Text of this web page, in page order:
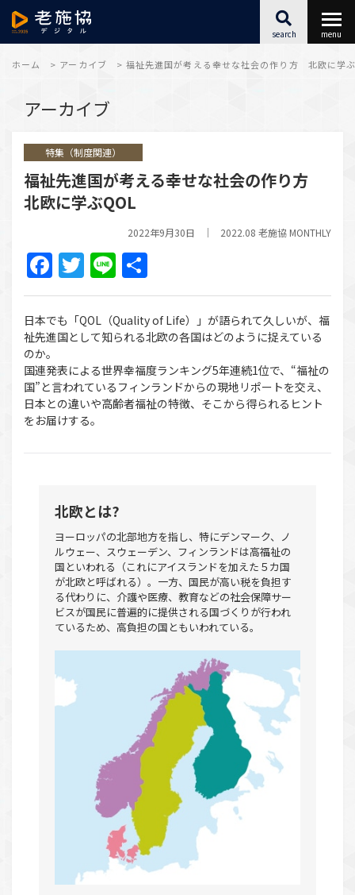
最新情報
福祉施設SX
キャリアアップ
こころとからだ
search menu
ホーム > アーカイブ > 福祉先進国が考える幸せな社会の作り方 北欧に学
アーカイブ
特集（制度関連）
福祉先進国が考える幸せな社会の作り方
北欧に学ぶQOL
2022年9月30日 2022.08 老施協 MONTHLY
Facebook
Twitter
Line
有
日本でも「QOL（Quality of Life）」が語られて久しいが、福
祉先進国として知られる北欧の各国はどのように捉えている
のか。
国連発表による世界幸福度ランキング5年連続1位で、“福祉の
国”と言われているフィンランドからの現地リポートを交え、
日本との違いや高齢者福祉の特徴、そこから得られるヒント
をお届けする。
北欧とは?
ヨーロッパの北部地方を指し、特にデンマーク、ノ
ルウェー、スウェーデン、フィンランドは高福祉の
国といわれる（これにアイスランドを加えた５カ国
が北欧と呼ばれる）。一方、国民が高い税を負担す
る代わりに、介護や医療、教育などの社会保障サー
ビスが国民に普遍的に提供される国づくりが行われ
ているため、高負担の国ともいわれている。